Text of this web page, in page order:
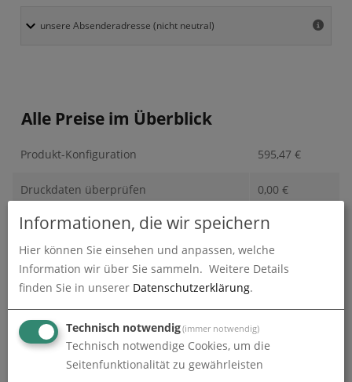
Alle Preise im Überblick
Produkt-Konfiguration 595,47 €
Druckdaten überprüfen 0,00 €
Produktion und Versand 0,00
Gesamtbetrag (netto)
zzgl. 19% MwSt. 113,14
Gesamtbetrag (brutto) 708,61
Informationen, die wir speichern
Hier können Sie einsehen und anpassen, welche
Information wir über Sie sammeln. Weitere Details
finden Sie in unserer Datenschutzerklärung.
Technisch notwendig(immer notwendig)
Technisch notwendige Cookies, um die
Seitenfunktionalität zu gewährleisten